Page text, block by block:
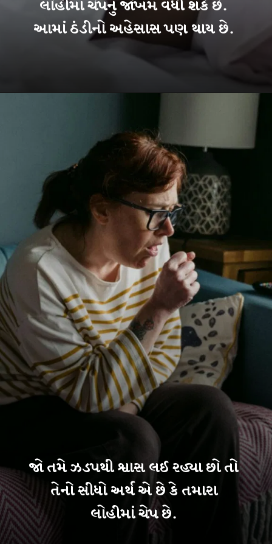
લોહીમાં ચેપનું જોખમ વધી શકે છે.
આમાં ઠંડીનો અહેસાસ પણ થાય છે.
જો તમે ઝડપથી શ્વાસ લઈ રહ્યા છો તો
તેનો સીધો અર્થ એ છે કે તમારા
લોહીમાં ચેપ છે.